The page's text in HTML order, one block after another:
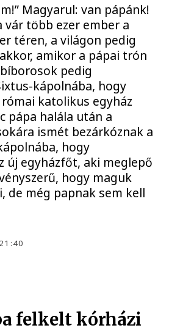
Magyarul: van pápánk!
vár több ezer ember a
téren, a világon pedig
amikor a pápai trón
pedig
kápolnába, hogy
katolikus egyház
pápa halála után a
ismét bezárkóznak a
hogy
új egyházfőt, aki meglepő
hogy maguk
de még papnak sem kell
felkelt kórházi